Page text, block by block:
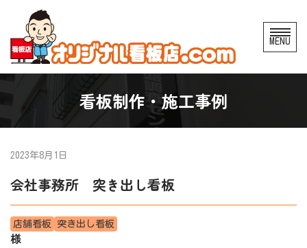
コ
ン
テ
へ
ス
ッ
プ
MENU
看板制作・施工事例
2023年8月1日
会社事務所 突き出し看板
店舗看板 突き出し看板
様